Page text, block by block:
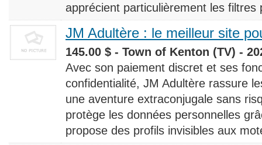
apprécient particulièrement les filtres
JM Adultère : le meilleur site
145.00 $ - Town of Kenton (TV) -
Avec son paiement discret et ses
confidentialité, JM Adultère rassure
une aventure extraconjugale sans
protège les données personnelles
propose des profils invisibles aux